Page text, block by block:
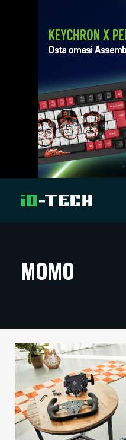
ARTIKKELIT
TECHBBS
TIETOA
HINTA.FI
KAUPPA
VAIHDA TEEMA
MOMO